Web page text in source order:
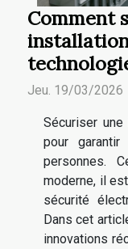
Comment
Jeu. 19/03/2026
Sécuriser
pour
personnes.
moderne, il
sécurité
Dans cet
innovations